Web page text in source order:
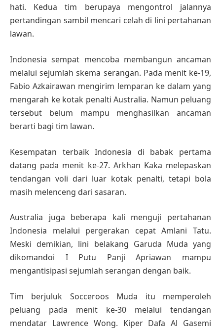
hati. Kedua tim berupaya mengontrol jalannya
pertandingan sambil mencari celah di lini pertahanan
lawan.
Indonesia sempat mencoba membangun ancaman
melalui sejumlah skema serangan. Pada menit ke-19,
Fabio Azkairawan mengirim lemparan ke dalam yang
mengarah ke kotak penalti Australia. Namun peluang
tersebut belum mampu menghasilkan ancaman
berarti bagi tim lawan.
Kesempatan terbaik Indonesia di babak pertama
datang pada menit ke-27. Arkhan Kaka melepaskan
tendangan voli dari luar kotak penalti, tetapi bola
masih melenceng dari sasaran.
Australia juga beberapa kali menguji pertahanan
Indonesia melalui pergerakan cepat Amlani Tatu.
Meski demikian, lini belakang Garuda Muda yang
dikomandoi I Putu Panji Apriawan mampu
mengantisipasi sejumlah serangan dengan baik.
Tim berjuluk Socceroos Muda itu memperoleh
peluang pada menit ke-30 melalui tendangan
mendatar Lawrence Wong. Kiper Dafa Al Gasemi